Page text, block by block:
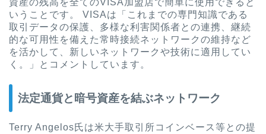
資産の残高を全てのVISA加盟店で簡単に使用できると
いうことです。 VISAは「これまでの専門知識である
取引データの保護、多様な利害関係者との連携、継続
的な可用性を備えた常時接続ネットワークの維持など
を活かして、新しいネットワークや技術に適用してい
く。」とコメントしています。
法定通貨と暗号資産を結ぶネットワーク
Terry Angelos氏は米大手取引所コインベース等との提